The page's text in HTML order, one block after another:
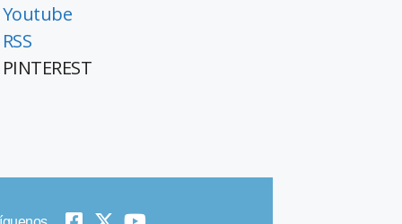
Youtube
RSS
PINTEREST